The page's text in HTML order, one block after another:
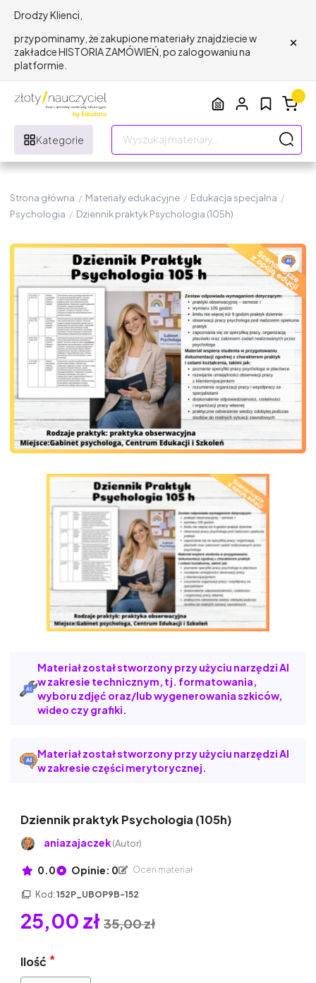
Drodzy Klienci,
przypominamy, że zakupione materiały znajdziecie w
zakładce HISTORIA ZAMÓWIEŃ, po zalogowaniu na
platformie.
×
Kategorie
0
Strona główna / Materiały edukacyjne / Edukacja specjalna /
Psychologia / Dziennik praktyk Psychologia (105h)
Materiał został stworzony przy użyciu narzędzi AI
w zakresie technicznym, tj. formatowania,
wyboru zdjęć oraz/lub wygenerowania szkiców,
wideo czy grafiki.
Materiał został stworzony przy użyciu narzędzi AI
w zakresie części merytorycznej.
Dziennik praktyk Psychologia (105h)
aniazajaczek(Autor)
0.0 Opinie: 0 Oceń materiał
Kod: 152P_UBOP9B-152
25,00 zł 35,00 zł
Ilość